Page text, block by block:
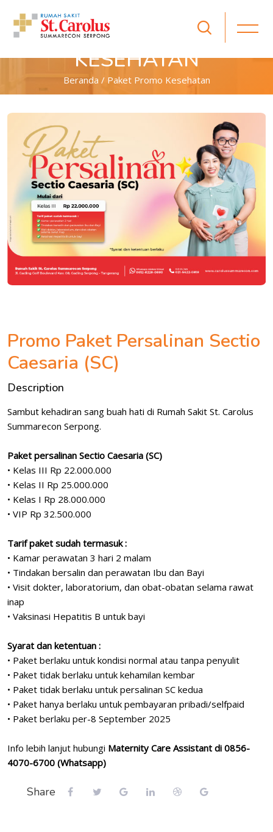
PAKET PROMO
KESEHATAN
Beranda / Paket Promo Kesehatan
Promo Paket Persalinan Sectio
Caesaria (SC)
Description
Sambut kehadiran sang buah hati di Rumah Sakit St. Carolus
Summarecon Serpong.
Paket persalinan Sectio Caesaria (SC)
• Kelas III Rp 22.000.000
• Kelas II Rp 25.000.000
• Kelas I Rp 28.000.000
• VIP Rp 32.500.000
Tarif paket sudah termasuk :
• Kamar perawatan 3 hari 2 malam
• Tindakan bersalin dan perawatan Ibu dan Bayi
• Visit dokter, laboratorium, dan obat-obatan selama rawat
inap
• Vaksinasi Hepatitis B untuk bayi
Syarat dan ketentuan :
• Paket berlaku untuk kondisi normal atau tanpa penyulit
• Paket tidak berlaku untuk kehamilan kembar
• Paket tidak berlaku untuk persalinan SC kedua
• Paket hanya berlaku untuk pembayaran pribadi/selfpaid
• Paket berlaku per-8 September 2025
Info lebih lanjut hubungi Maternity Care Assistant di 0856-
4070-6700 (Whatsapp)
Share